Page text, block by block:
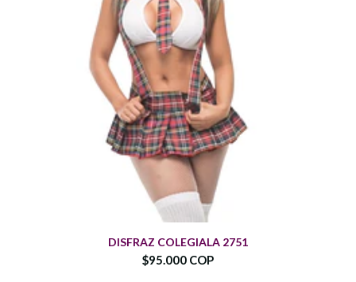
DISFRAZ COLEGIALA 2751
$95.000 COP